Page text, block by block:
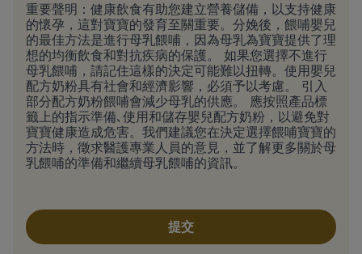
重要聲明：健康飲食有助您建立營養儲備，以支持健康
的懷孕，這對寶寶的發育至關重要。分娩後，餵哺嬰兒
的最佳方法是進行母乳餵哺，因為母乳為寶寶提供了理
想的均衡飲食和對抗疾病的保護。 如果您選擇不進行
母乳餵哺，請記住這樣的決定可能難以扭轉。使用嬰兒
配方奶粉具有社會和經濟影響，必須予以考慮。 引入
部分配方奶粉餵哺會減少母乳的供應。 應按照產品標
籤上的指示準備､使用和儲存嬰兒配方奶粉，以避免對
寶寶健康造成危害。我們建議您在決定選擇餵哺寶寶的
方法時，徵求醫護專業人員的意見，並了解更多關於母
乳餵哺的準備和繼續母乳餵哺的資訊。